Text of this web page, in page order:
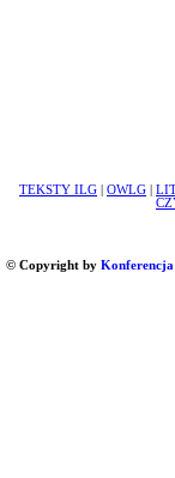
TEKSTY ILG OWLG
© Copyright by Konferencja